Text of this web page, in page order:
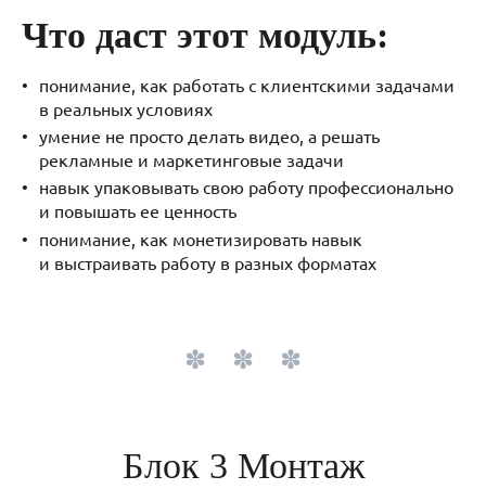
Что даст этот модуль:
понимание, как работать с клиентскими задачами
в реальных условиях
умение не просто делать видео, а решать
рекламные и маркетинговые задачи
навык упаковывать свою работу профессионально
и повышать ее ценность
понимание, как монетизировать навык
и выстраивать работу в разных форматах
Блок 3 Монтаж